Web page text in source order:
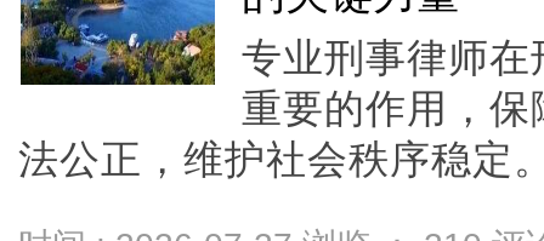
专业刑事律师
重要的作用，
法公正，维护社会秩序稳定